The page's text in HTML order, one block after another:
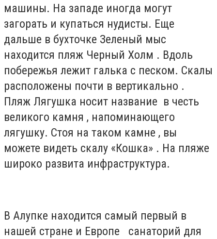
машины. На западе иногда могут
загорать и купаться нудисты. Еще
дальше в бухточке Зеленый мыс
находится пляж Черный Холм . Вдоль
побережья лежит галька с песком. Скалы
расположены почти в вертикально .
Пляж Лягушка носит название в честь
великого камня , напоминающего
лягушку. Стоя на таком камне , вы
можете видеть скалу «Кошка» . На пляже
широко развита инфраструктура.
В Алупке находится самый первый в
нашей стране и Европе санаторий для